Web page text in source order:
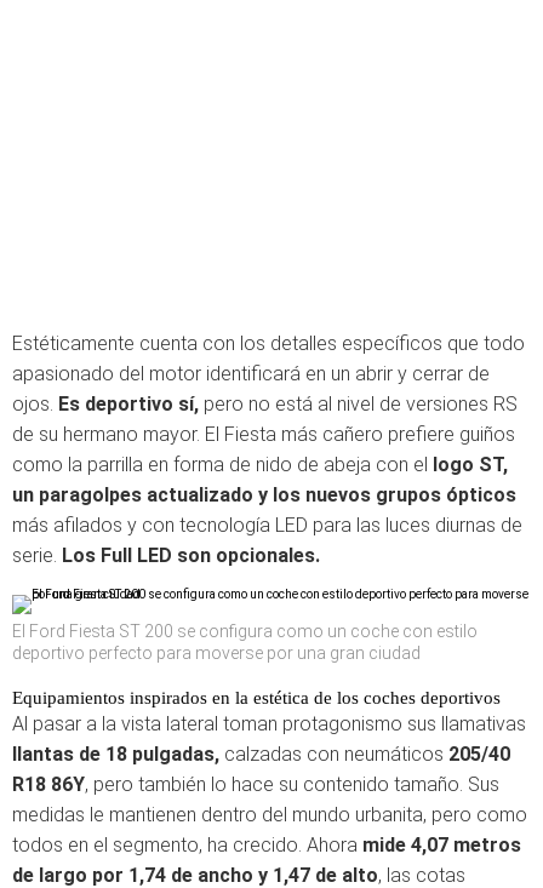
Estéticamente cuenta con los detalles específicos que todo
apasionado del motor identificará en un abrir y cerrar de
ojos. Es deportivo sí, pero no está al nivel de versiones RS
de su hermano mayor. El Fiesta más cañero prefiere guiños
como la parrilla en forma de nido de abeja con el logo ST,
un paragolpes actualizado y los nuevos grupos ópticos
más afilados y con tecnología LED para las luces diurnas de
serie. Los Full LED son opcionales.
El Ford Fiesta ST 200 se configura como un coche con estilo
deportivo perfecto para moverse por una gran ciudad
Equipamientos inspirados en la estética de los coches deportivos
Al pasar a la vista lateral toman protagonismo sus llamativas
llantas de 18 pulgadas, calzadas con neumáticos 205/40
R18 86Y, pero también lo hace su contenido tamaño. Sus
medidas le mantienen dentro del mundo urbanita, pero como
todos en el segmento, ha crecido. Ahora mide 4,07 metros
de largo por 1,74 de ancho y 1,47 de alto, las cotas